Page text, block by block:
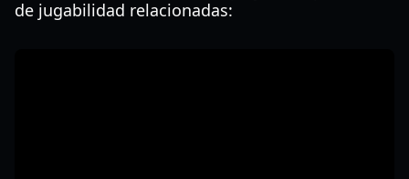
de jugabilidad relacionadas: